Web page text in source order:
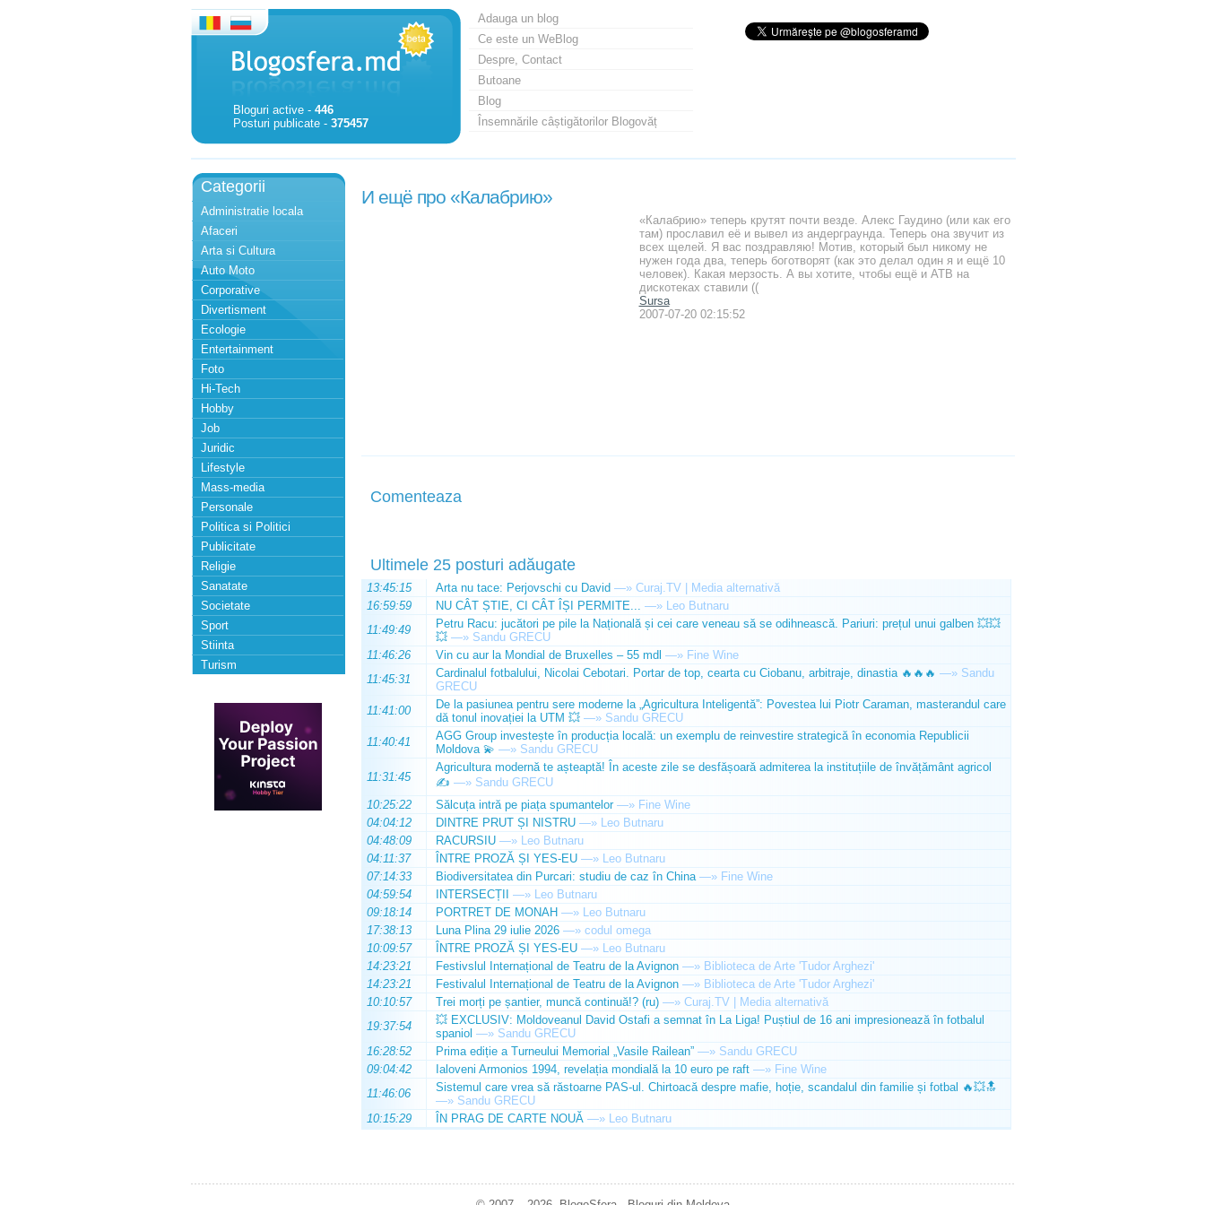
Bloguri active - 446
Posturi publicate - 375457
Adauga un blog
Ce este un WeBlog
Despre, Contact
Butoane
Blog
Însemnările câștigătorilor Blogovăț
Categorii
Administratie locala
Afaceri
Arta si Cultura
Auto Moto
Corporative
Divertisment
Ecologie
Entertainment
Foto
Hi-Tech
Hobby
Job
Juridic
Lifestyle
Mass-media
Personale
Politica si Politici
Publicitate
Religie
Sanatate
Societate
Sport
Stiinta
Turism
И ещё про «Калабрию»
«Калабрию» теперь крутят почти везде. Алекс Гаудино (или как его
там) прославил её и вывел из андерграунда. Теперь она звучит из
всех щелей. Я вас поздравляю! Мотив, который был никому не
нужен года два, теперь боготворят (как это делал один я и ещё 10
человек). Какая мерзость. А вы хотите, чтобы ещё и ATB на
дискотеках ставили ((
Sursa
2007-07-20 02:15:52
Comenteaza
Ultimele 25 posturi adăugate
13:45:15 Arta nu tace: Perjovschi cu David —» Curaj.TV | Media alternativă
16:59:59
NU CÂT ȘTIE, CI CÂT ÎȘI PERMITE... —» Leo Butnaru
11:49:49
Petru Racu: jucători pe pile la Națională și cei care veneau să se odihnească. Pariuri: prețul unui galben 💥💥
💥 —» Sandu GRECU
11:46:26
Vin cu aur la Mondial de Bruxelles – 55 mdl —» Fine Wine
11:45:31
Cardinalul fotbalului, Nicolai Cebotari. Portar de top, cearta cu Ciobanu, arbitraje, dinastia 🔥🔥🔥 —» Sandu
GRECU
11:41:00
De la pasiunea pentru sere moderne la „Agricultura Inteligentă”: Povestea lui Piotr Caraman, masterandul care
dă tonul inovației la UTM 💥 —» Sandu GRECU
11:40:41
AGG Group investește în producția locală: un exemplu de reinvestire strategică în economia Republicii
Moldova 💫 —» Sandu GRECU
11:31:45
Agricultura modernă te așteaptă! În aceste zile se desfășoară admiterea la instituțiile de învățământ agricol
✍️ —» Sandu GRECU
10:25:22
Sălcuța intră pe piața spumantelor —» Fine Wine
04:04:12
DINTRE PRUT ȘI NISTRU —» Leo Butnaru
04:48:09
RACURSIU —» Leo Butnaru
04:11:37
ÎNTRE PROZĂ ȘI YES-EU —» Leo Butnaru
07:14:33
Biodiversitatea din Purcari: studiu de caz în China —» Fine Wine
04:59:54
INTERSECȚII —» Leo Butnaru
09:18:14
PORTRET DE MONAH —» Leo Butnaru
17:38:13
Luna Plina 29 iulie 2026 —» codul omega
10:09:57
ÎNTRE PROZĂ ȘI YES-EU —» Leo Butnaru
14:23:21
Festivslul Internațional de Teatru de la Avignon —» Biblioteca de Arte 'Tudor Arghezi'
14:23:21
Festivalul Internațional de Teatru de la Avignon —» Biblioteca de Arte 'Tudor Arghezi'
10:10:57
Trei morți pe șantier, muncă continuă!? (ru) —» Curaj.TV | Media alternativă
19:37:54
💥 EXCLUSIV: Moldoveanul David Ostafi a semnat în La Liga! Puștiul de 16 ani impresionează în fotbalul
spaniol —» Sandu GRECU
16:28:52
Prima ediție a Turneului Memorial „Vasile Railean” —» Sandu GRECU
09:04:42
Ialoveni Armonios 1994, revelația mondială la 10 euro pe raft —» Fine Wine
11:46:06
Sistemul care vrea să răstoarne PAS-ul. Chirtoacă despre mafie, hoție, scandalul din familie și fotbal 🔥💥🔝
—» Sandu GRECU
10:15:29
ÎN PRAG DE CARTE NOUĂ —» Leo Butnaru